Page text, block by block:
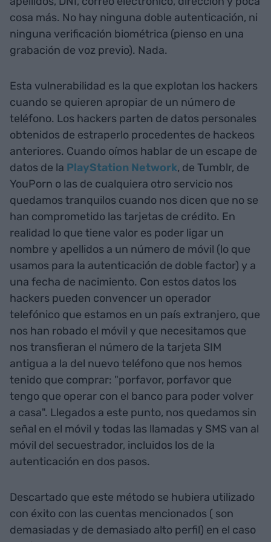
cosa más. No hay ninguna doble autenticación, ni
ninguna verificación biométrica (pienso en una
grabación de voz previo). Nada.
Esta vulnerabilidad es la que explotan los hackers
cuando se quieren apropiar de un número de
teléfono. Los hackers parten de datos personales
obtenidos de estraperlo procedentes de hackeos
anteriores. Cuando oímos hablar de un escape de
datos de la PlayStation Network, de Tumblr, de
YouPorn o las de cualquiera otro servicio nos
quedamos tranquilos cuando nos dicen que no se
han comprometido las tarjetas de crédito. En
realidad lo que tiene valor es poder ligar un
nombre y apellidos a un número de móvil (lo que
usamos para la autenticación de doble factor) y a
una fecha de nacimiento. Con estos datos los
hackers pueden convencer un operador
telefónico que estamos en un país extranjero, que
nos han robado el móvil y que necesitamos que
nos transfieran el número de la tarjeta SIM
antigua a la del nuevo teléfono que nos hemos
tenido que comprar: "porfavor, porfavor que
tengo que operar con el banco para poder volver
a casa". Llegados a este punto, nos quedamos sin
señal en el móvil y todas las llamadas y SMS van al
móvil del secuestrador, incluidos los de la
autenticación en dos pasos.
Descartado que este método se hubiera utilizado
con éxito con las cuentas mencionados ( son
demasiadas y de demasiado alto perfil) en el caso